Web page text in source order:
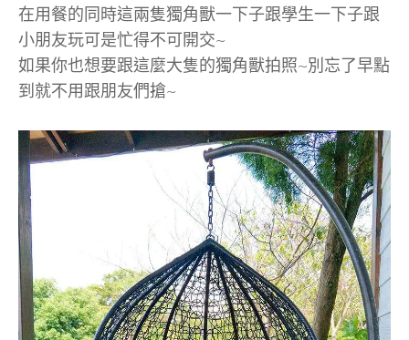
在用餐的同時這兩隻獨角獸一下子跟學生一下子跟
小朋友玩可是忙得不可開交~
如果你也想要跟這麼大隻的獨角獸拍照~別忘了早點
到就不用跟朋友們搶~